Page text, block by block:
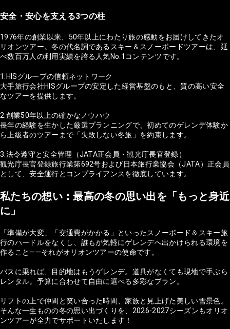
安全・安心を支える3つの柱
1976年の創業以来、50年以上にわたり旅の感動をお届けしてきたオ
リオンツアー。冬の代名詞であるスキー＆スノーボードツアーは、延
べ数百万人の利用実績を誇る人気No.1コンテンツです。
1.HISグループの信頼ネットワーク
大手旅行会社HISグループの安定した経営基盤のもと、質の高い安全
なツアーを提供します。
2.創業50年以上の確かなノウハウ
長年の経験を生かした厳選プランニングで、初めてのゲレンデ体験か
ら上級者のツアーまで「失敗しない冬旅」を約束します。
3.法令遵守と安全管理（JATA正会員・観光庁長官登録）
観光庁長官登録旅行業第692号および日本旅行業協会（JATA）正会員
として、安全運行とコンプライアンスを徹底しています。
私たちの想い：最高の冬の思い出を「もっと身近
に」
「準備が大変」「交通費がかかる」といったスノーボード＆スキー旅
行のハードルをなくし、誰もが気軽にゲレンデへ出かけられる環境を
作ること——それがオリオンツアーの使命です。
バスに乗れば、目的地はもうゲレンデ。道具がなくても現地で手ぶら
レンタル。予算に合わせて自由に選べる多彩なプラン。
リフトの上で仲間と笑い合った時間、家族と見上げた美しい雪景色。
そんな一生ものの冬の思い出づくりを、2026-2027シーズンもオリオ
ンツアーが全力でサポートいたします！